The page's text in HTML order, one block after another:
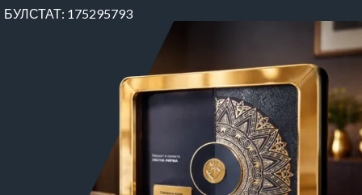
БУЛСТАТ: 175295793